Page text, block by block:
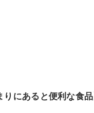
りにあると便利な食